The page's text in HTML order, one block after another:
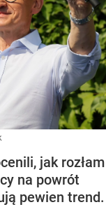
jak rozłam
na powrót
pewien trend.